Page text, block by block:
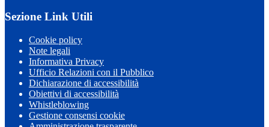
Sezione Link Utili
Cookie policy
Note legali
Informativa Privacy
Ufficio Relazioni con il Pubblico
Dichiarazione di accessibilità
Obiettivi di accessibilità
Whistleblowing
Gestione consensi cookie